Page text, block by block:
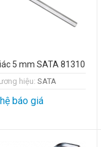
5 mm SATA 81310
hiệu: SATA
báo giá